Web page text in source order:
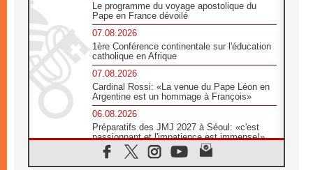
Le programme du voyage apostolique du
Pape en France dévoilé
07.08.2026
1ère Conférence continentale sur l'éducation
catholique en Afrique
07.08.2026
Cardinal Rossi: «La venue du Pape Léon en
Argentine est un hommage à François»
06.08.2026
Préparatifs des JMJ 2027 à Séoul: «c'est
passionnant et l'impatience est immense!»
06.08.2026
Chrétiens et confucéens: respect et sagesse